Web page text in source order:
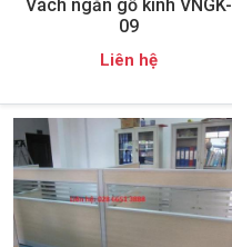
Vách ngăn gỗ kính VNGK-
09
Liên hệ